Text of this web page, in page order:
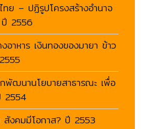
ทย – ปฏิรูปโครงสร้างอำนาจ
2556
อาหาร เงินทองของมายา ข้าว
กพัฒนานโยบายสาธารณะ เพื่อ
2554
งคมมีโอกาส? ปี 2553